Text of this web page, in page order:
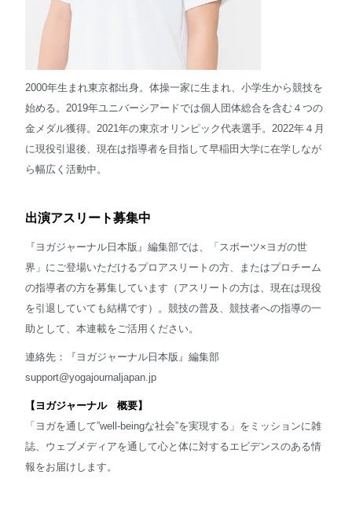
2000年生まれ東京都出身。体操一家に生まれ、小学生から競技を
始める。2019年ユニバーシアードでは個人団体総合を含む４つの
金メダル獲得。2021年の東京オリンピック代表選手。2022年４月
に現役引退後、現在は指導者を目指して早稲田大学に在学しなが
ら幅広く活動中。
出演アスリート募集中
『ヨガジャーナル日本版』編集部では、「スポーツ×ヨガの世
界」にご登場いただけるプロアスリートの方、またはプロチーム
の指導者の方を募集しています（アスリートの方は、現在は現役
を引退していても結構です）。競技の普及、競技者への指導の一
助として、本連載をご活用ください。
連絡先：『ヨガジャーナル日本版』編集部
support@yogajournaljapan.jp
【ヨガジャーナル 概要】
「ヨガを通して”well-beingな社会”を実現する」をミッションに雑
誌、ウェブメディアを通して心と体に対するエビデンスのある情
報をお届けします。